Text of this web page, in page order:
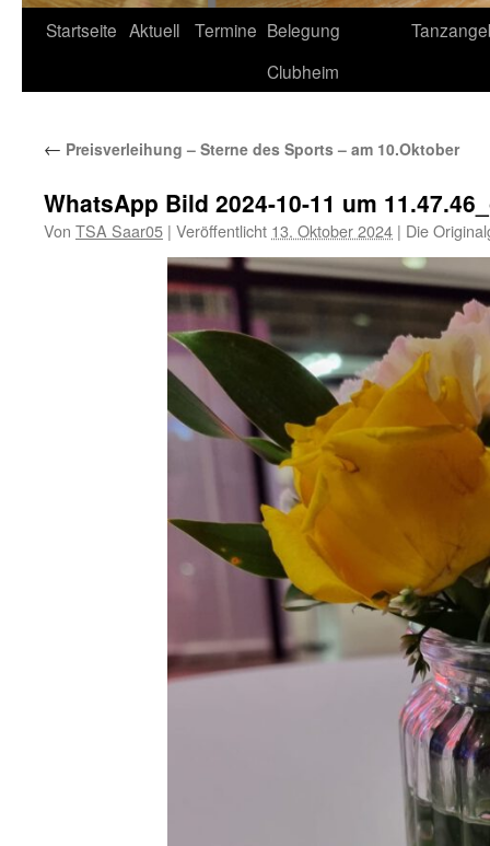
Startseite Aktuell Termine Belegung
Clubheim
← Preisverleihung – Sterne des Sports – am 10.Oktober
WhatsApp Bild 2024-10-11 um
Von TSA Saar05 | Veröffentlicht 13. Oktober 2024 | Die